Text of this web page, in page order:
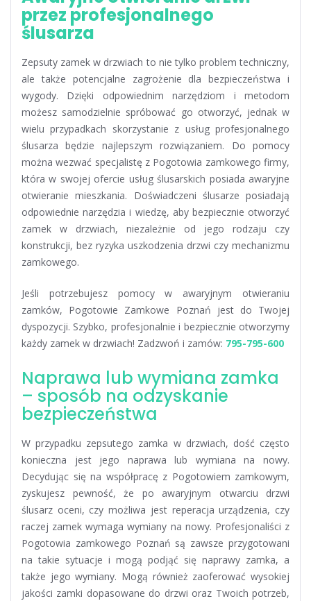
przez profesjonalnego
ślusarza
Zepsuty zamek w drzwiach to nie tylko problem techniczny,
ale także potencjalne zagrożenie dla bezpieczeństwa i
wygody. Dzięki odpowiednim narzędziom i metodom
możesz samodzielnie spróbować go otworzyć, jednak w
wielu przypadkach skorzystanie z usług profesjonalnego
ślusarza będzie najlepszym rozwiązaniem. Do pomocy
można wezwać specjalistę z Pogotowia zamkowego firmy,
która w swojej ofercie usług ślusarskich posiada awaryjne
otwieranie mieszkania. Doświadczeni ślusarze posiadają
odpowiednie narzędzia i wiedzę, aby bezpiecznie otworzyć
zamek w drzwiach, niezależnie od jego rodzaju czy
konstrukcji, bez ryzyka uszkodzenia drzwi czy mechanizmu
zamkowego.
Jeśli potrzebujesz pomocy w awaryjnym otwieraniu
zamków, Pogotowie Zamkowe Poznań jest do Twojej
dyspozycji. Szybko, profesjonalnie i bezpiecznie otworzymy
każdy zamek w drzwiach! Zadzwoń i zamów: 795-795-600
Naprawa lub wymiana zamka
– sposób na odzyskanie
bezpieczeństwa
W przypadku zepsutego zamka w drzwiach, dość często
konieczna jest jego naprawa lub wymiana na nowy.
Decydując się na współpracę z Pogotowiem zamkowym,
zyskujesz pewność, że po awaryjnym otwarciu drzwi
ślusarz oceni, czy możliwa jest reperacja urządzenia, czy
raczej zamek wymaga wymiany na nowy. Profesjonaliści z
Pogotowia zamkowego Poznań są zawsze przygotowani
na takie sytuacje i mogą podjąć się naprawy zamka, a
także jego wymiany. Mogą również zaoferować wysokiej
jakości zamki dopasowane do drzwi oraz Twoich potrzeb,